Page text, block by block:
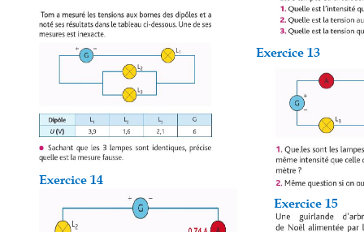
Exercice 13
Exercice 14
Exercice 15